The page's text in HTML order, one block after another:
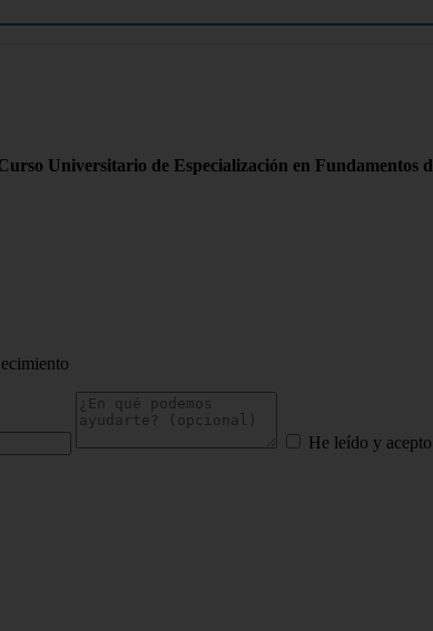
Universitario de Especialización en Fundamentos
He leído y